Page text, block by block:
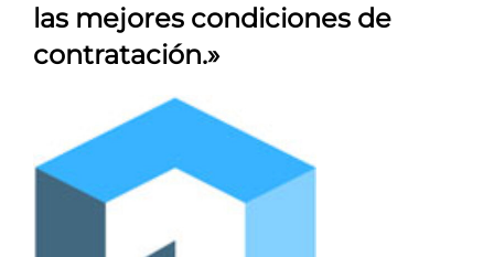
las mejores condiciones de
contratación.»